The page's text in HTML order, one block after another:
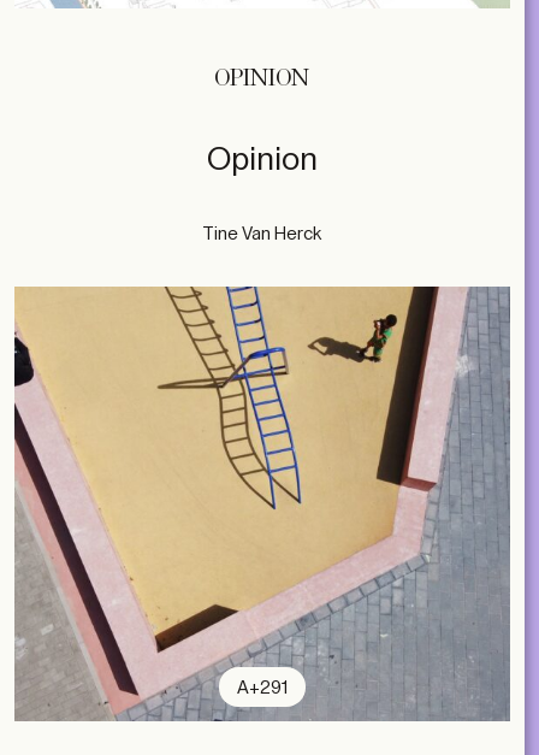
OPINION
Opinion
Tine Van Herck
A+291